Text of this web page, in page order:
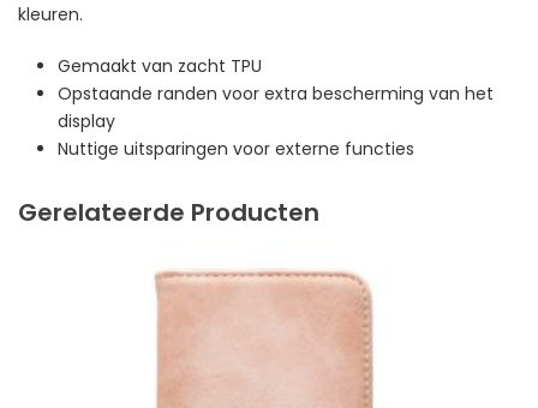
kleuren.
Gemaakt van zacht TPU
Opstaande randen voor extra bescherming van het
display
Nuttige uitsparingen voor externe functies
Gerelateerde Producten